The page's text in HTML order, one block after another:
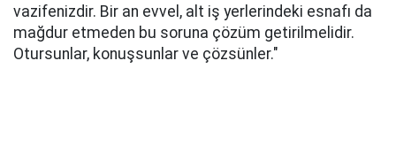
vazifenizdir. Bir an evvel, alt iş yerlerindeki esnafı da
mağdur etmeden bu soruna çözüm getirilmelidir.
Otursunlar, konuşsunlar ve çözsünler."